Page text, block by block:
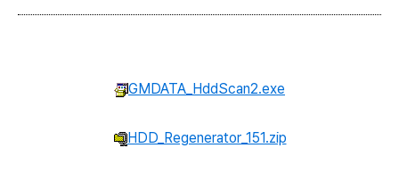
GMDATA_HddScan2.exe
HDD_Regenerator_151.zip